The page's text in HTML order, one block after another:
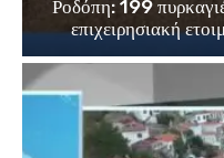
Ροδόπη: 199
επιχειρησιακή